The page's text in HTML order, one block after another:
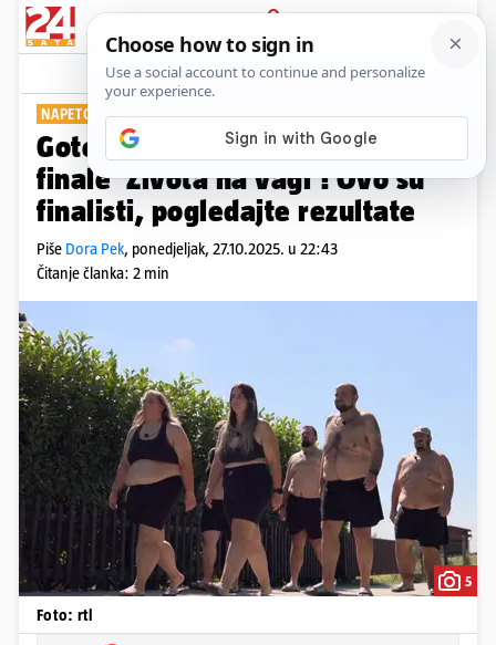
PRIJAVA
Show Komentari
NAPETOST, EMOCIJE I BROJKE
Gotovo posljednje vaganje pred
finale 'Života na vagi'! Ovo su
finalisti, pogledajte rezultate
Piše Dora Pek, ponedjeljak, 27.10.2025. u 22:43
Čitanje članka: 2 min
5
Foto: rtl